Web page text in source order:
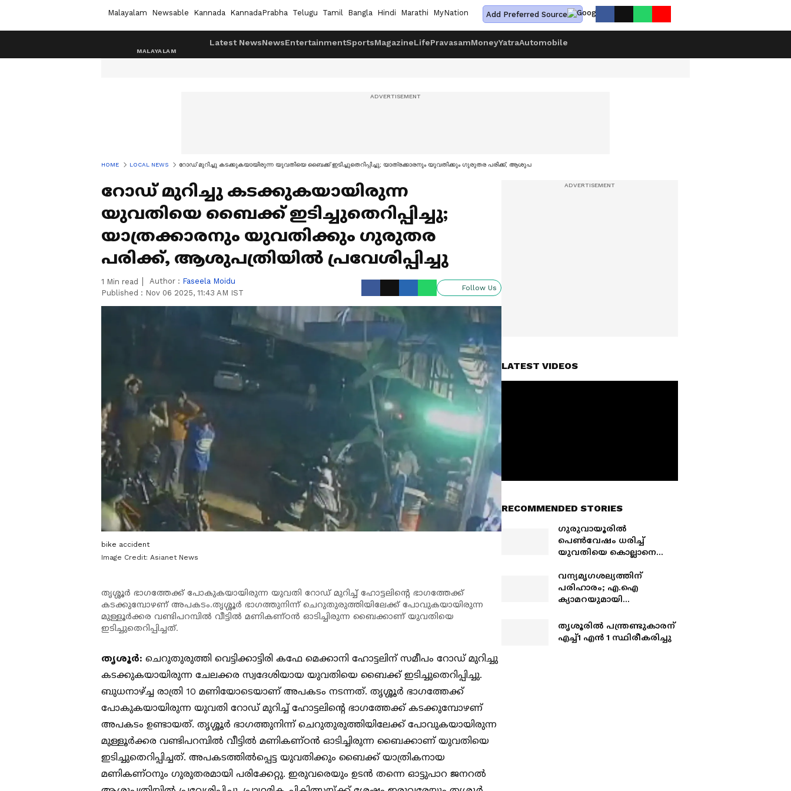
Malayalam Newsable Kannada KannadaPrabha Telugu Tamil Bangla Hindi Marathi MyNation Add Preferred Source
Latest NewsNewsEntertainmentSportsMagazineLifePravasamMoneyYatraAutomobile
HOME LOCAL NEWS റോഡ് മുറിച്ചു കടക്കുകയായിരുന്ന യുവതിയെ ബൈക്ക് ഇടിച്ചുതെറിപ്പിച്ചു; യാത്രക്കാരനും യുവതിക്കും ​ഗുരുതര പരിക്ക്, ആശുപത്രിയിൽ പ്രവേശിപ്പിച്ചു
റോഡ് മുറിച്ചു കടക്കുകയായിരുന്ന
യുവതിയെ ബൈക്ക് ഇടിച്ചുതെറിപ്പിച്ചു;
യാത്രക്കാരനും യുവതിക്കും ​ഗുരുതര
പരിക്ക്, ആശുപത്രിയിൽ പ്രവേശിപ്പിച്ചു
1 Min read Author : Faseela Moidu
Published : Nov 06 2025, 11:43 AM IST
Follow Us
bike accident
Image Credit: Asianet News
തൃശ്ശൂർ ഭാഗത്തേക്ക് പോകുകയായിരുന്ന യുവതി റോഡ് മുറിച്ച് ഹോട്ടലിന്റെ ഭാഗത്തേക്ക്
കടക്കുമ്പോഴണ് അപകടം.തൃശ്ശൂർ ഭാഗത്തുനിന്ന് ചെറുതുരുത്തിയിലേക്ക് പോവുകയായിരുന്ന
മുള്ളൂർക്കര വണ്ടിപറമ്പിൽ വീട്ടിൽ മണികണ്ഠൻ ഓടിച്ചിരുന്ന ബൈക്കാണ് യുവതിയെ
ഇടിച്ചുതെറിപ്പിച്ചത്.
തൃശൂർ: ചെറുതുരുത്തി വെട്ടിക്കാട്ടിരി കഫേ മെക്കാനി ഹോട്ടലിന് സമീപം റോഡ് മുറിച്ചു
കടക്കുകയായിരുന്ന ചേലക്കര സ്വദേശിയായ യുവതിയെ ബൈക്ക് ഇടിച്ചുതെറിപ്പിച്ചു.
ബുധനാഴ്ച്ച രാത്രി 10 മണിയോടെയാണ് അപകടം നടന്നത്. തൃശ്ശൂർ ഭാഗത്തേക്ക്
പോകുകയായിരുന്ന യുവതി റോഡ് മുറിച്ച് ഹോട്ടലിന്റെ ഭാഗത്തേക്ക് കടക്കുമ്പോഴണ്
അപകടം ഉണ്ടായത്. തൃശ്ശൂർ ഭാഗത്തുനിന്ന് ചെറുതുരുത്തിയിലേക്ക് പോവുകയായിരുന്ന
മുള്ളൂർക്കര വണ്ടിപറമ്പിൽ വീട്ടിൽ മണികണ്ഠൻ ഓടിച്ചിരുന്ന ബൈക്കാണ് യുവതിയെ
ഇടിച്ചുതെറിപ്പിച്ചത്. അപകടത്തിൽപ്പെട്ട യുവതിക്കും ബൈക്ക് യാത്രികനായ
മണികണ്ഠനും ഗുരുതരമായി പരിക്കേറ്റു. ഇരുവരെയും ഉടൻ തന്നെ ഓട്ടുപാറ ജനറൽ
LATEST VIDEOS
RECOMMENDED STORIES
​ഗുരുവായൂരിൽ
പെൺവേഷം ധരിച്ച്
യുവതിയെ കൊല്ലാനെത്തി;
സംശയത്തിൽ കുടുങ്ങി;
മുൻ കാമുകനടക്കം
അഞ്ചുപേ‍ർ പിടിയിൽ
വന്യമൃഗശല്യത്തിന്
പരിഹാരം; എ.ഐ
ക്യാമറയുമായി
തൃശൂരില്‍ പന്ത്രണ്ടുകാരന്
എച്ച്1 എന്‍ 1 സ്ഥിരീകരിച്ചു